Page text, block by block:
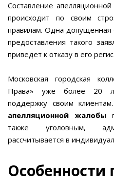
Составление
происходит по своим
правилам. Одна
предоставления такого
приведет к отказу в его
Московская городская
Права» уже более 20
поддержку своим
апелляционной жалобы
также уголовным,
рассчитывается в